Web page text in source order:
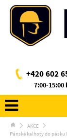
+420 602
7:00-15:00
AKCE
Pánské kalhoty do pásku